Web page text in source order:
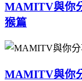
MAMITV與你
猴篇
MAMITV與你